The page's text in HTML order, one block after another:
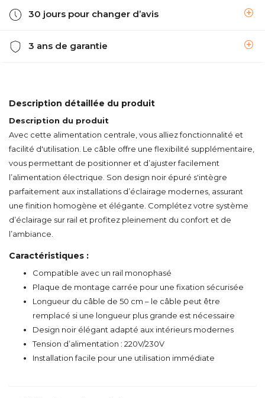
30 jours pour changer d’avis
3 ans de garantie
Description détaillée du produit
Description du produit
Avec cette alimentation centrale, vous alliez fonctionnalité et
facilité d'utilisation. Le câble offre une flexibilité supplémentaire,
vous permettant de positionner et d’ajuster facilement
l’alimentation électrique. Son design noir épuré s'intègre
parfaitement aux installations d’éclairage modernes, assurant
une finition homogène et élégante. Complétez votre système
d’éclairage sur rail et profitez pleinement du confort et de
l’ambiance.
Caractéristiques :
Compatible avec un rail monophasé
Plaque de montage carrée pour une fixation sécurisée
Longueur du câble de 50 cm – le câble peut être
remplacé si une longueur plus grande est nécessaire
Design noir élégant adapté aux intérieurs modernes
Tension d’alimentation : 220V/230V
Installation facile pour une utilisation immédiate